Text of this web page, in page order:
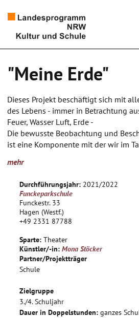
Künstlerpool
Schulen
Kultur und Schule
"Meine Erde"
Dieses Projekt beschäftigt sich mit
des Lebens - immer in Betrachtung
Feuer, Wasser Luft, Erde -
Die bewusste Beobachtung und
ist eine Komponente mit der wir im
Elemente im Alltag und der Inhalt des
verbinden.
Was kann ich als Kind tun, um die
Dieses Projekt wird den Blick auf
SuS legen, auf die Intenstität der
und Fremdwirkung. Eine Schulung
zur Folge haben wird selbstsicherer
mehr
Durchführungsjahr: 2021/2022
Funckeparkschule
Funckestr. 33
Hagen (Westf.)
+49 2331 87788
Sparte: Theater
Künstler/-in: Mona Stöcker
Partner/Projektträger
Schule
Zielgruppe
3./4. Schuljahr
Dauer in Doppelstunden: ganzes